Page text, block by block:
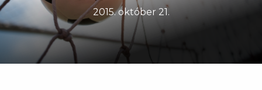
2015. október 21.